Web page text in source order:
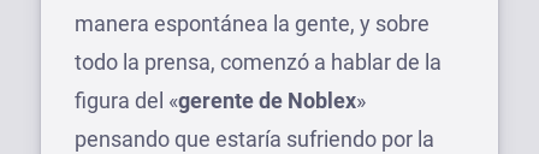
manera espontánea la gente, y sobre
todo la prensa, comenzó a hablar de la
figura del «gerente de Noblex»
pensando que estaría sufriendo por la